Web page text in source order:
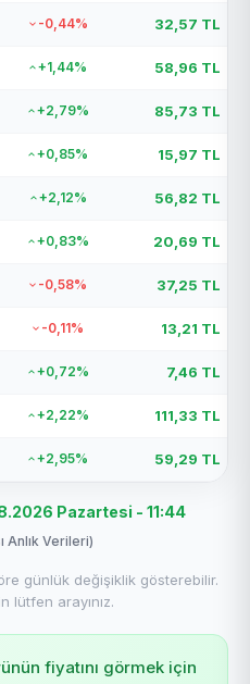
-0,44% 32,57 TL
+1,44% 58,96 TL
+2,79% 85,73 TL
+0,85% 15,97 TL
+2,12% 56,82 TL
+0,83% 20,69 TL
-0,58% 37,25 TL
-0,11% 13,21 TL
+0,72% 7,46 TL
+2,22% 111,33 TL
+2,95% 59,29 TL
Pazartesi - 11:44
Anlık Verileri)
günlük değişiklik gösterebilir.
lütfen arayınız.
fiyatını görmek için